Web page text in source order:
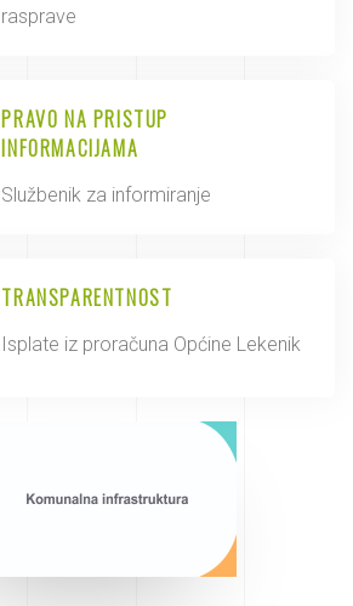
rasprave
PRAVO NA PRISTUP
INFORMACIJAMA
Službenik za informiranje
TRANSPARENTNOST
Isplate iz proračuna Općine Lekenik